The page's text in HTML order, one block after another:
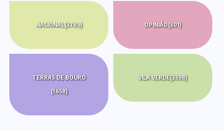
NACIONAL(3789) OPINIÃO(301)
TERRAS DE BOURO
(1458)
VILA VERDE(3598)